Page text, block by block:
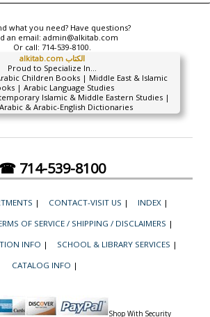
what you need? Have questions?
an email: admin@alkitab.com
Or call: 714-539-8100.
alkitab.com الكتاب
Proud to Specialize In...
Children Books | Middle East & Islamic
| Arabic Language Studies
Islamic & Middle Eastern Studies |
& Arabic-English Dictionaries
☎ 714-539-8100
| CONTACT-VISIT US | INDEX |
OF SERVICE / SHIPPING / DISCLAIMERS |
INFO | SCHOOL & LIBRARY SERVICES |
CATALOG INFO |
Shop With Security